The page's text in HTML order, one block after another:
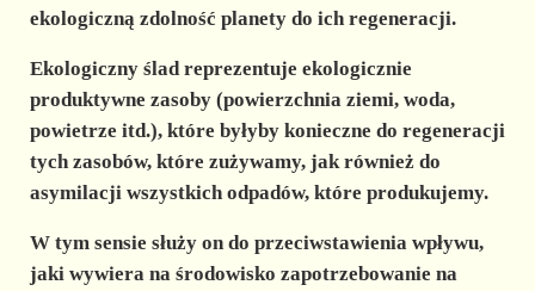
ekologiczną zdolność planety do ich regeneracji.
Ekologiczny ślad reprezentuje ekologicznie
produktywne zasoby (powierzchnia ziemi, woda,
powietrze itd.), które byłyby konieczne do regeneracji
tych zasobów, które zużywamy, jak również do
asymilacji wszystkich odpadów, które produkujemy.
W tym sensie służy on do przeciwstawienia wpływu,
jaki wywiera na środowisko zapotrzebowanie na